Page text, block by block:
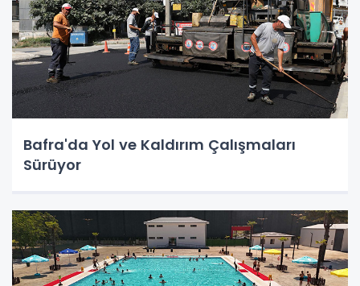
Bafra'da Yol ve Kaldırım Çalışmaları
Sürüyor